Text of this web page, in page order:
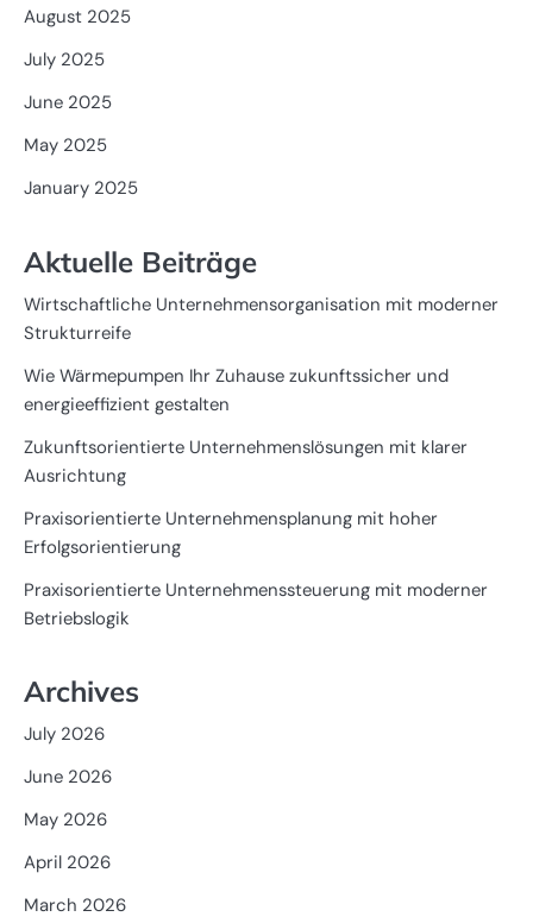
August 2025
July 2025
June 2025
May 2025
January 2025
Aktuelle Beiträge
Wirtschaftliche Unternehmensorganisation mit moderner
Strukturreife
Wie Wärmepumpen Ihr Zuhause zukunftssicher und
energieeffizient gestalten
Zukunftsorientierte Unternehmenslösungen mit klarer
Ausrichtung
Praxisorientierte Unternehmensplanung mit hoher
Erfolgsorientierung
Praxisorientierte Unternehmenssteuerung mit moderner
Betriebslogik
Archives
July 2026
June 2026
May 2026
April 2026
March 2026